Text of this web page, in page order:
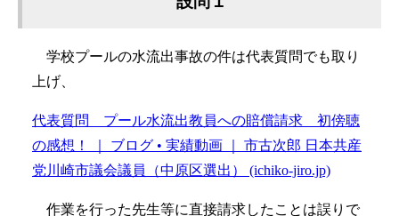
学校プールの水流出事故の件は代表質問でも取り
上げ、
代表質問 プール水流出教員への賠償請求 初傍聴
の感想！ ｜ ブログ • 実績動画 ｜ 市古次郎 日本共産
党川崎市議会議員（中原区選出） (ichiko-jiro.jp)
作業を行った先生等に直接請求したことは誤りで